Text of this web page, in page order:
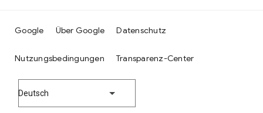
Google Über Google Datenschutz
Nutzungsbedingungen Transparenz-Center
Deutsch